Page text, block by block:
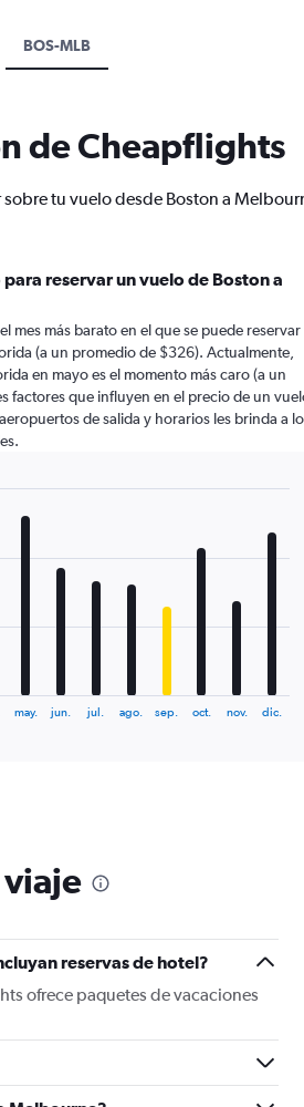
BOS-MLB
de Cheapflights
sobre tu vuelo desde Boston a
para reservar un vuelo de Boston a
mes más barato en el que se puede
(a un promedio de $326). Actualmente,
en mayo es el momento más caro (a un
factores que influyen en el precio de un
de salida y horarios les brinda a
may. jun. jul. ago. sep. oct. nov. dic.
reservas de hotel?
ofrece paquetes de vacaciones